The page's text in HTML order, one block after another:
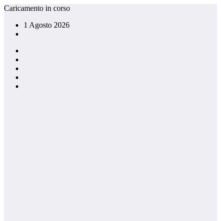
Vai
contenuto
Caricamento in corso
1 Agosto 2026